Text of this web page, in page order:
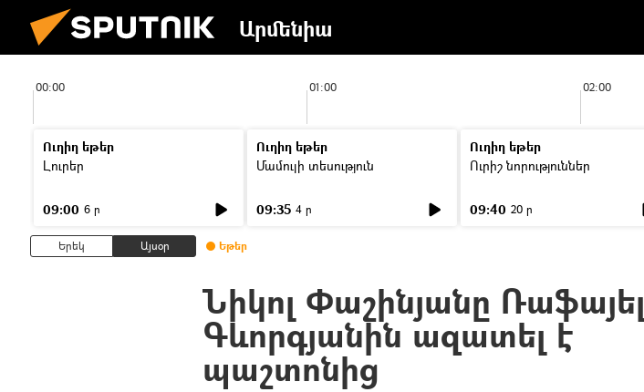
Արմենիա
00:00 01:00 02:00
Ուղիղ եթեր
Լուրեր
09:00 6 ր
Ուղիղ եթեր
Մամուլի տեսություն
09:35 4 ր
Ուղիղ եթեր
Ուրիշ նորություններ
09:40 20 ր
Երեկ Այսօր Եթեր
Նիկոլ Փաշինյանը Ռաֆայել
Գևորգյանին ազատել է
պաշտոնից